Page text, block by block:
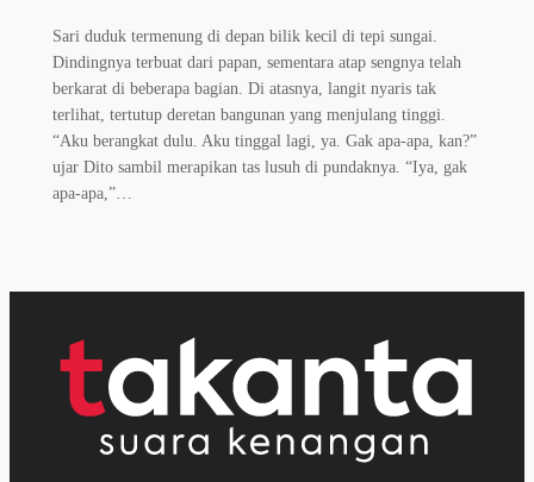
Sari duduk termenung di depan bilik kecil di tepi sungai.
Dindingnya terbuat dari papan, sementara atap sengnya telah
berkarat di beberapa bagian. Di atasnya, langit nyaris tak
terlihat, tertutup deretan bangunan yang menjulang tinggi.
“Aku berangkat dulu. Aku tinggal lagi, ya. Gak apa-apa, kan?”
ujar Dito sambil merapikan tas lusuh di pundaknya. “Iya, gak
apa-apa,”…